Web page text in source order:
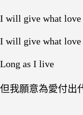
I will give what love
I will give what love
Long as I live
但我願意為愛付出